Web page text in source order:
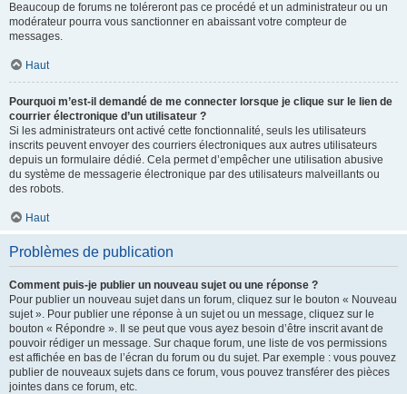
Beaucoup de forums ne toléreront pas ce procédé et un administrateur ou un
modérateur pourra vous sanctionner en abaissant votre compteur de
messages.
Haut
Pourquoi m’est-il demandé de me connecter lorsque je clique sur le lien de
courrier électronique d’un utilisateur ?
Si les administrateurs ont activé cette fonctionnalité, seuls les utilisateurs
inscrits peuvent envoyer des courriers électroniques aux autres utilisateurs
depuis un formulaire dédié. Cela permet d’empêcher une utilisation abusive
du système de messagerie électronique par des utilisateurs malveillants ou
des robots.
Haut
Problèmes de publication
Comment puis-je publier un nouveau sujet ou une réponse ?
Pour publier un nouveau sujet dans un forum, cliquez sur le bouton « Nouveau
sujet ». Pour publier une réponse à un sujet ou un message, cliquez sur le
bouton « Répondre ». Il se peut que vous ayez besoin d’être inscrit avant de
pouvoir rédiger un message. Sur chaque forum, une liste de vos permissions
est affichée en bas de l’écran du forum ou du sujet. Par exemple : vous pouvez
publier de nouveaux sujets dans ce forum, vous pouvez transférer des pièces
jointes dans ce forum, etc.